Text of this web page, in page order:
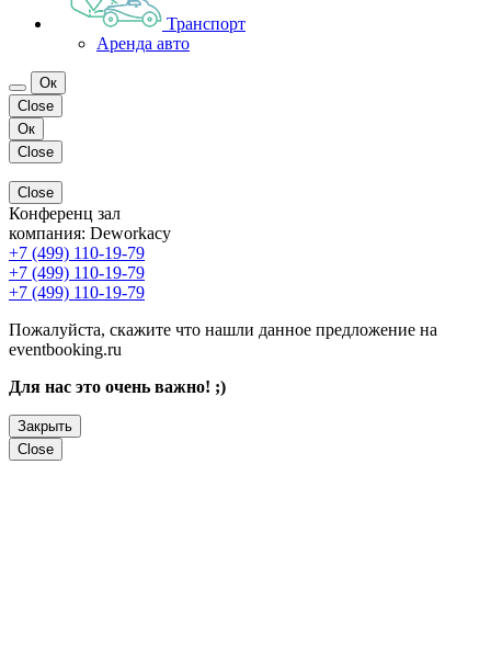
Транспорт
Аренда авто
Ок
Close
Ок
Close
Close
Конференц зал
компания: Deworkacy
+7 (499) 110-19-79
+7 (499) 110-19-79
+7 (499) 110-19-79
Пожалуйста, скажите что нашли данное предложение на
eventbooking.ru
Для нас это очень важно! ;)
Закрыть
Close